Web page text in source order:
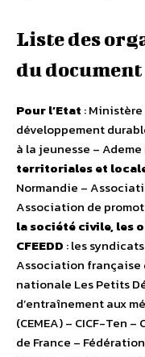
Liste des
du
Pour l’Etat : Ministère
développement
à la jeunesse – Ademe
territoriales et
Normandie –
Association de
la société civile, les
CFEEDD : les
Association française
nationale Les Petits
d’entraînement aux
(CEMEA) – CICF-Ten
de France –